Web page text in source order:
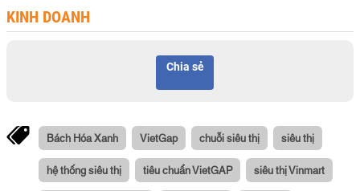
KINH DOANH
Chia sẻ
Bách Hóa Xanh VietGap chuỗi siêu thị siêu thị
hệ thống siêu thị tiêu chuẩn VietGAP siêu thị Vinmart